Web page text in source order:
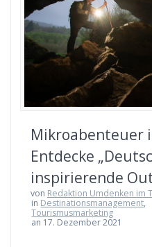
Mikroabenteuer
Entdecke
inspirierende
von Redaktion Umdenken im
in Destinationsmanagement,
Tourismusmarketing
an 17. Dezember 2021